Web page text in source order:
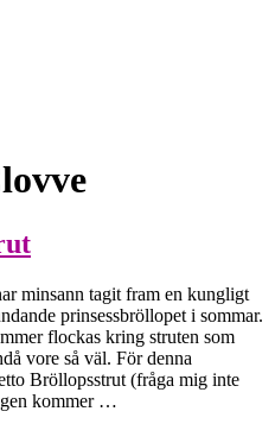
minsann tagit fram en kungligt
prinsessbröllopet i sommar.
flockas kring struten som
vore så väl. För denna
Bröllopsstrut (fråga mig inte
kommer …